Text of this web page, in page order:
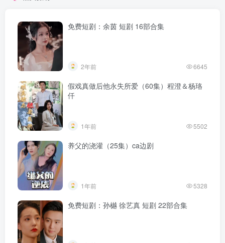
免费短剧：余茵 短剧 16部合集
2年前 6645
假戏真做后他永失所爱（60集）程澄＆杨珞
仟
1年前 5502
养父的浇灌（25集）ca边剧
1年前 5328
免费短剧：孙樾 徐艺真 短剧 22部合集